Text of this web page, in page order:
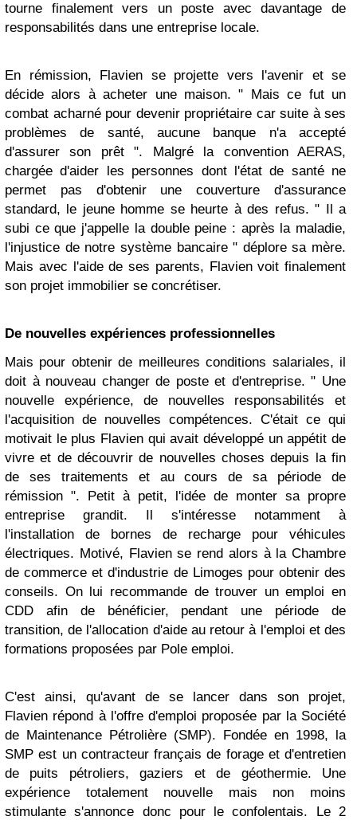
tourne finalement vers un poste avec davantage de
responsabilités dans une entreprise locale.
En rémission, Flavien se projette vers l'avenir et se
décide alors à acheter une maison. " Mais ce fut un
combat acharné pour devenir propriétaire car suite à ses
problèmes de santé, aucune banque n'a accepté
d'assurer son prêt ". Malgré la convention AERAS,
chargée d'aider les personnes dont l'état de santé ne
permet pas d'obtenir une couverture d'assurance
standard, le jeune homme se heurte à des refus. " Il a
subi ce que j'appelle la double peine : après la maladie,
l'injustice de notre système bancaire " déplore sa mère.
Mais avec l'aide de ses parents, Flavien voit finalement
son projet immobilier se concrétiser.
De nouvelles expériences professionnelles
Mais pour obtenir de meilleures conditions salariales, il
doit à nouveau changer de poste et d'entreprise. " Une
nouvelle expérience, de nouvelles responsabilités et
l'acquisition de nouvelles compétences. C'était ce qui
motivait le plus Flavien qui avait développé un appétit de
vivre et de découvrir de nouvelles choses depuis la fin
de ses traitements et au cours de sa période de
rémission ". Petit à petit, l'idée de monter sa propre
entreprise grandit. Il s'intéresse notamment à
l'installation de bornes de recharge pour véhicules
électriques. Motivé, Flavien se rend alors à la Chambre
de commerce et d'industrie de Limoges pour obtenir des
conseils. On lui recommande de trouver un emploi en
CDD afin de bénéficier, pendant une période de
transition, de l'allocation d'aide au retour à l'emploi et des
formations proposées par Pole emploi.
C'est ainsi, qu'avant de se lancer dans son projet,
Flavien répond à l'offre d'emploi proposée par la Société
de Maintenance Pétrolière (SMP). Fondée en 1998, la
SMP est un contracteur français de forage et d'entretien
de puits pétroliers, gaziers et de géothermie. Une
expérience totalement nouvelle mais non moins
stimulante s'annonce donc pour le confolentais. Le 2